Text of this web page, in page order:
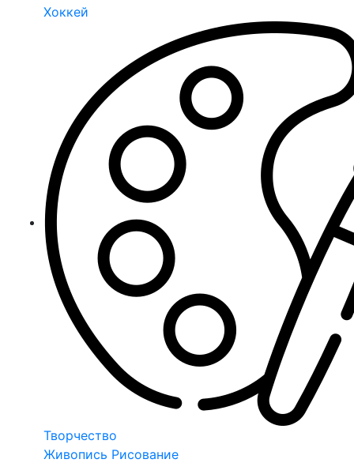
Хоккей
Творчество
Живопись Рисование